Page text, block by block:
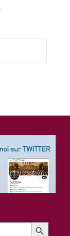
Search Button